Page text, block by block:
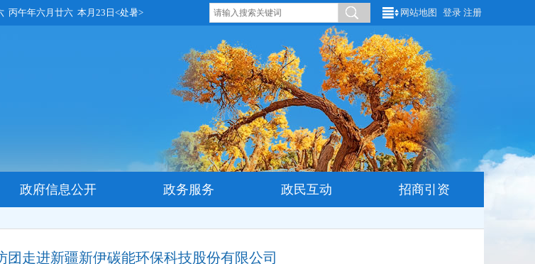
丙午年六月廿六 本月23日<处暑> 网站地图 登录 注册
政府信息公开 政务服务 政民互动 招商引资
团走进新疆新伊碳能环保科技股份有限公司